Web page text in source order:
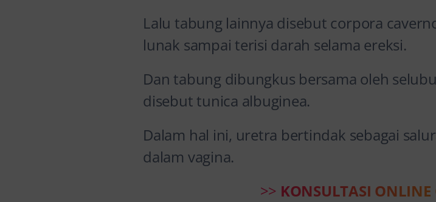
Lalu tabung lainnya disebut corpora
lunak sampai terisi darah selama ereksi.
Dan tabung dibungkus bersama oleh
disebut tunica albuginea.
Dalam hal ini, uretra bertindak sebagai
dalam vagina.
>> KONSULTASI ONLINE